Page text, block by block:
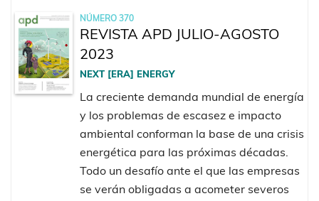
NÚMERO 370
REVISTA APD JULIO-AGOSTO
2023
NEXT [ERA] ENERGY
La creciente demanda mundial de energía
y los problemas de escasez e impacto
ambiental conforman la base de una crisis
energética para las próximas décadas.
Todo un desafío ante el que las empresas
se verán obligadas a acometer severos